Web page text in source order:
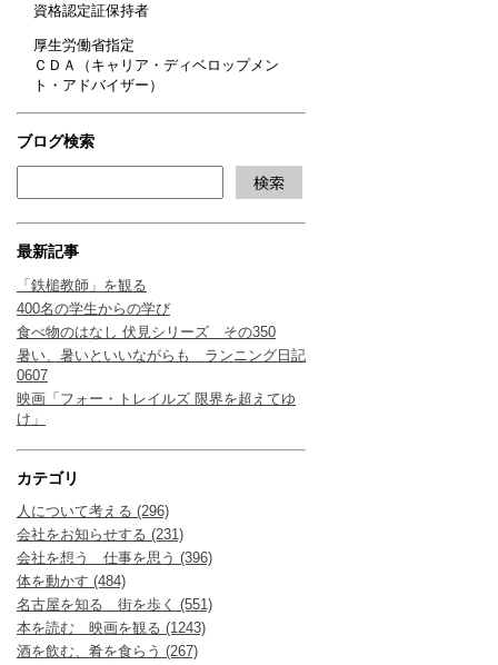
資格認定証保持者
厚生労働省指定
ＣＤＡ（キャリア・ディベロップメン
ト・アドバイザー）
ブログ検索
最新記事
「鉄槌教師」を観る
400名の学生からの学び
食べ物のはなし 伏見シリーズ その350
暑い、暑いといいながらも ランニング日記
0607
映画「フォー・トレイルズ 限界を超えてゆ
け」
カテゴリ
人について考える (296)
会社をお知らせする (231)
会社を想う 仕事を思う (396)
体を動かす (484)
名古屋を知る 街を歩く (551)
本を読む 映画を観る (1243)
酒を飲む、肴を食らう (267)